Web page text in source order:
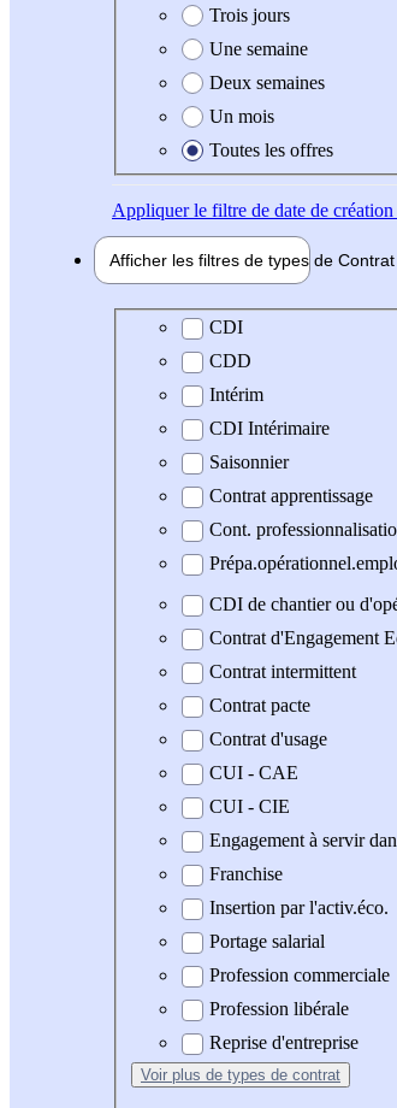
Trois jours
Une semaine
Deux semaines
Un mois
Toutes les offres
Appliquerle filtre de date de
Afficher les filtres de types de Contrat
Type de contrat
CDI
CDD
Intérim
CDI Intérimaire
Saisonnier
Contrat apprentissage
Cont.
CDI de chantier ou
Contrat d'Engagement
Contrat intermittent
Contrat pacte
Contrat d'usage
CUI - CAE
CUI - CIE
Engagement à servir
Franchise
Insertion par l'activ.éco.
Portage salarial
Profession commerciale
Profession libérale
Reprise d'entreprise
Voir plus de types de contrat